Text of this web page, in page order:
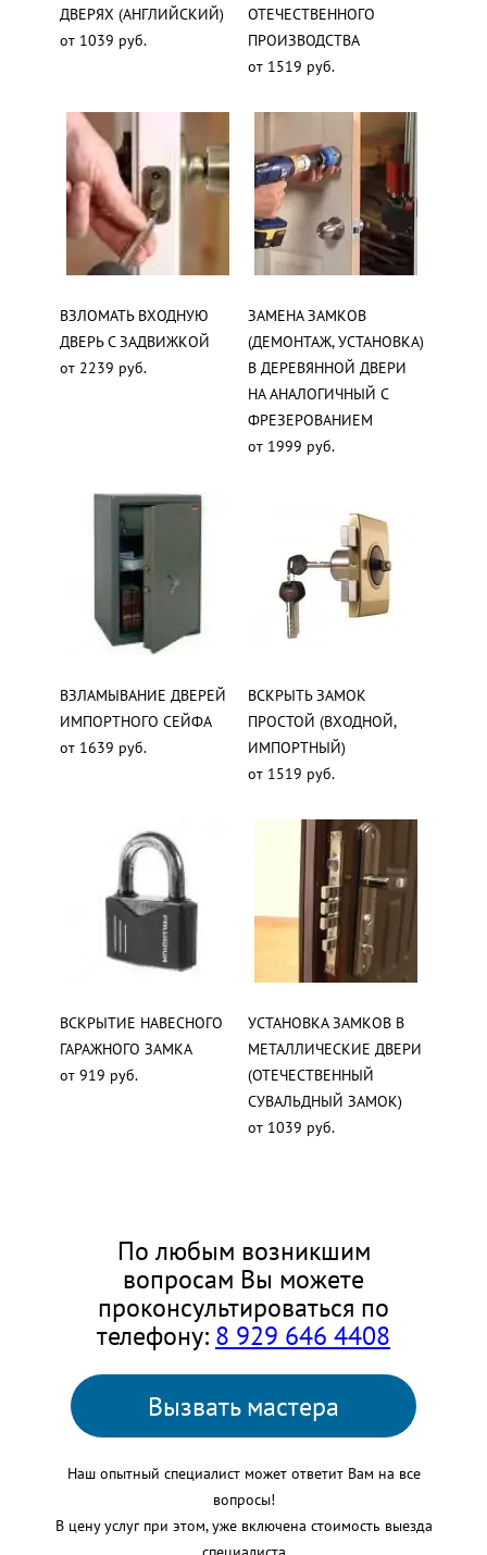
ДВЕРЯХ (АНГЛИЙСКИЙ)
от 1039 руб.
ОТЕЧЕСТВЕННОГО
ПРОИЗВОДСТВА
от 1519 руб.
ВЗЛОМАТЬ ВХОДНУЮ
ДВЕРЬ С ЗАДВИЖКОЙ
от 2239 руб.
ЗАМЕНА ЗАМКОВ
(ДЕМОНТАЖ, УСТАНОВКА)
В ДЕРЕВЯННОЙ ДВЕРИ
НА АНАЛОГИЧНЫЙ С
ФРЕЗЕРОВАНИЕМ
от 1999 руб.
ВЗЛАМЫВАНИЕ ДВЕРЕЙ
ИМПОРТНОГО СЕЙФА
от 1639 руб.
ВСКРЫТЬ ЗАМОК
ПРОСТОЙ (ВХОДНОЙ,
ИМПОРТНЫЙ)
от 1519 руб.
ВСКРЫТИЕ НАВЕСНОГО
ГАРАЖНОГО ЗАМКА
от 919 руб.
УСТАНОВКА ЗАМКОВ В
МЕТАЛЛИЧЕСКИЕ ДВЕРИ
(ОТЕЧЕСТВЕННЫЙ
СУВАЛЬДНЫЙ ЗАМОК)
от 1039 руб.
По любым возникшим
вопросам Вы можете
проконсультироваться по
телефону: 8 929 646 4408
Вызвать мастера
Наш опытный специалист может ответит Вам на все
вопросы!
В цену услуг при этом, уже включена стоимость выезда